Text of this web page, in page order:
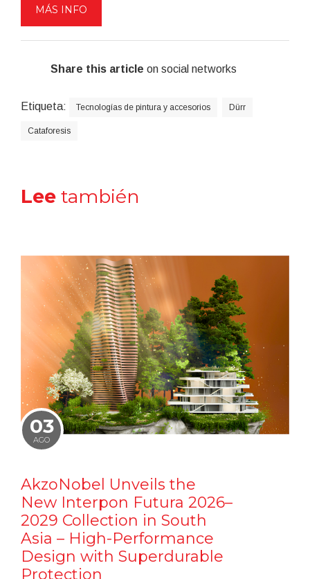
MÁS INFO
Share this article on social networks
Etiqueta: Tecnologías de pintura y accesorios Dürr
Cataforesis
Lee también
03
AGO
AkzoNobel Unveils the
New Interpon Futura 2026–
2029 Collection in South
Asia – High-Performance
Design with Superdurable
Protection